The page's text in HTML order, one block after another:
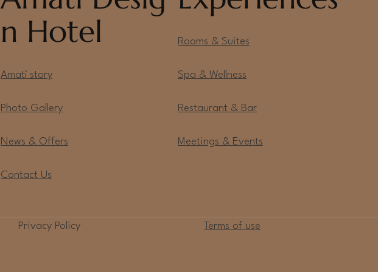
non prenotabile nei mesi di luglio e agosto
Un invito a rallentare, respirare e ritrovare equilibrio nel
n Hotel
Amatì story
Photo Gallery
News & Offers
Contact Us
Rooms & Suites
Spa & Wellness
Restaurant & Bar
Meetings & Events
Privacy Policy Terms of use